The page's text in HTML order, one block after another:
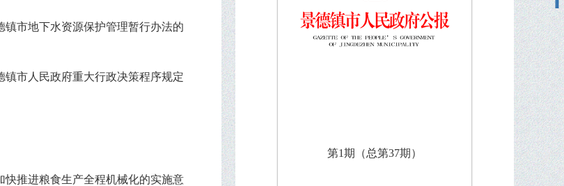
市地下水资源保护管理暂行办法的
市人民政府重大行政决策程序规定
快推进粮食生产全程机械化的实施意
第1期（总第37期）